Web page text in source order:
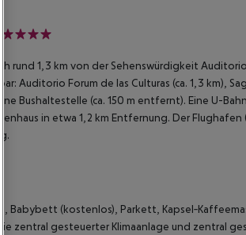
1,3 km von der Sehenswürdigkeit Auditorio
Forum de las Culturas (ca. 1,3 km),
Bushaltestelle (ca. 150 m entfernt). Eine U-
in etwa 1,2 km Entfernung. Der Flughafen
(kostenlos), Parkett,
zentral gesteuerter Klimaanlage und zentral